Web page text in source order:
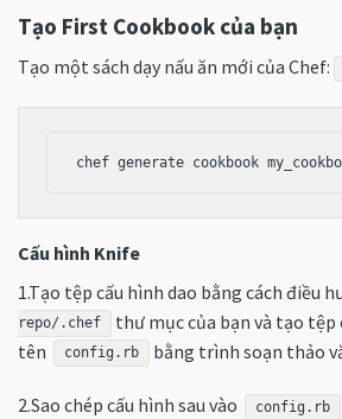
Tạo First Cookbook của bạn
Tạo một sách dạy nấu ăn mới của Chef:
chef generate cookbook
Cấu hình Knife
1.Tạo tệp cấu hình dao bằng cách điều
repo/.chef
thư mục của bạn và tạo tệp
tên
config.rb bằng trình soạn thảo
2.Sao chép cấu hình sau vào config.rb